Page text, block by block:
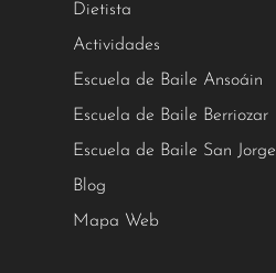
Dietista
Actividades
Escuela de Baile Ansoáin
Escuela de Baile Berriozar
Escuela de Baile San Jorge
Blog
Mapa Web